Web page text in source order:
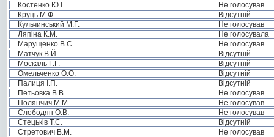
Костенко Ю.І.
Не голосував
Круць М.Ф.
Відсутній
Кульчинський М.Г.
Не голосував
Ляпіна К.М.
Не голосувала
Марущенко В.С.
Не голосував
Матчук В.Й.
Відсутній
Москаль Г.Г.
Відсутній
Омельченко О.О.
Відсутній
Палиця І.П.
Відсутній
Петьовка В.В.
Не голосував
Полянчич М.М.
Не голосував
Слободян О.В.
Не голосував
Стецьків Т.С.
Відсутній
Стретович В.М.
Не голосував